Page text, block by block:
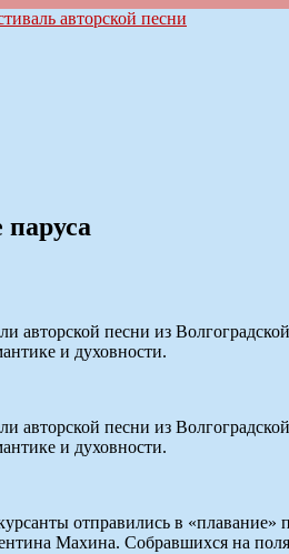
песни из
и духовности.
песни из
и духовности.
отправились в
Махина. Собравшихся на